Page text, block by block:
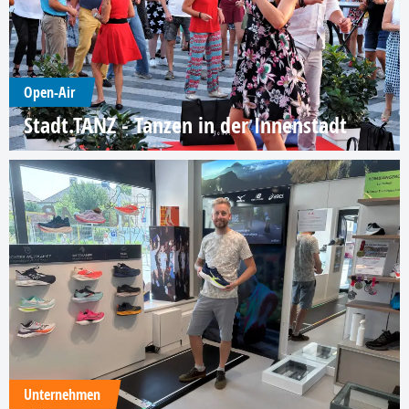
Open-Air
Stadt.TANZ - Tanzen in der Innenstadt
Unternehmen